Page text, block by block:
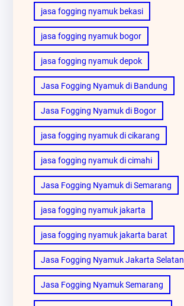
jasa fogging nyamuk bekasi
jasa fogging nyamuk bogor
jasa fogging nyamuk depok
Jasa Fogging Nyamuk di Bandung
Jasa Fogging Nyamuk di Bogor
jasa fogging nyamuk di cikarang
jasa fogging nyamuk di cimahi
Jasa Fogging Nyamuk di Semarang
jasa fogging nyamuk jakarta
jasa fogging nyamuk jakarta barat
Jasa Fogging Nyamuk Jakarta Selatan
Jasa Fogging Nyamuk Semarang